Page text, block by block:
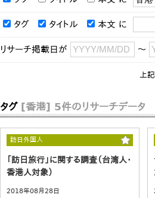
タグ タイトル 本文 に
リサーチ掲載日が ～
上
タグ [香港] 5件のリサーチデータ
訪日外国人
「訪日旅行」に関する調査（台湾人・
香港人対象）
2018年08月28日